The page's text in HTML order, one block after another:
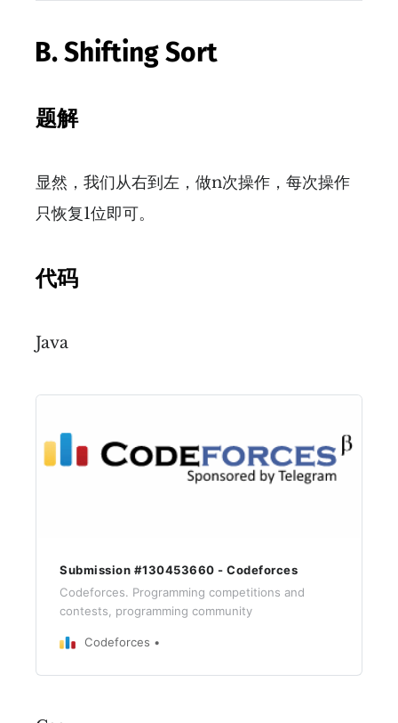
B. Shifting Sort
题解
显然，我们从右到左，做n次操作，每次操作
只恢复1位即可。
代码
Java
Submission #130453660 - Codeforces
Codeforces. Programming competitions and
contests, programming community
Codeforces